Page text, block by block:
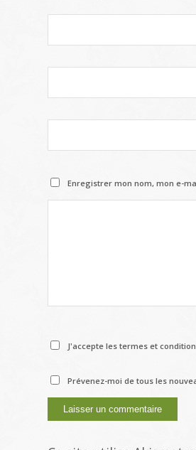
Enregistrer mon nom, mon e-
J'accepte les termes et
Prévenez-moi de tous les